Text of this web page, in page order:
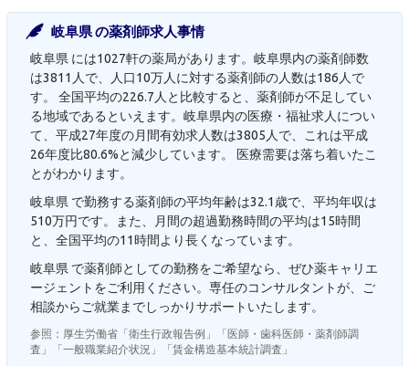
岐阜県 の薬剤師求人事情
岐阜県 には1027軒の薬局があります。岐阜県内の薬剤師数
は3811人で、人口10万人に対する薬剤師の人数は186人で
す。 全国平均の226.7人と比較すると、薬剤師が不足してい
る地域であるといえます。岐阜県内の医療・福祉求人につい
て、平成27年度の月間有効求人数は3805人で、これは平成
26年度比80.6%と減少しています。 医療需要は落ち着いたこ
とがわかります。
岐阜県 で勤務する薬剤師の平均年齢は32.1歳で、平均年収は
510万円です。また、月間の超過勤務時間の平均は15時間
と、全国平均の11時間より長くなっています。
岐阜県 で薬剤師としての勤務をご希望なら、ぜひ薬キャリエ
ージェントをご利用ください。専任のコンサルタントが、ご
相談からご就業までしっかりサポートいたします。
参照：厚生労働省「衛生行政報告例」「医師・歯科医師・薬剤師調
査」「一般職業紹介状況」「賃金構造基本統計調査」